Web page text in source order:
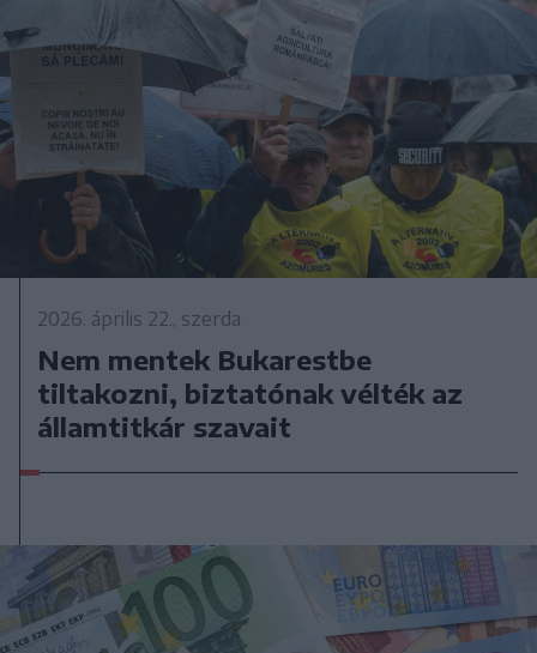
2026. április 22., szerda
Nem mentek Bukarestbe
tiltakozni, biztatónak vélték az
államtitkár szavait